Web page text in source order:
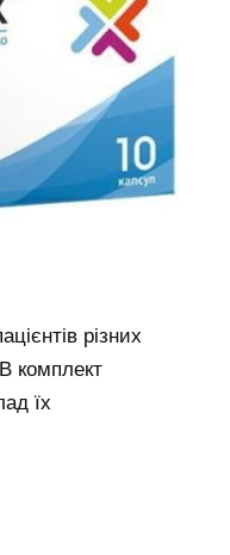
різних
В комплект
їх